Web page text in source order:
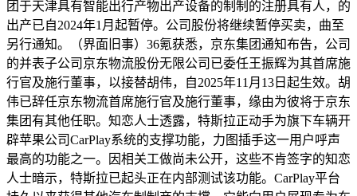
团于天津具有智能出行产物出产设备的制制的注册具有人，的
出产已自2024年1月起暂停。公司股份将继续暂停买卖，曲至
另行通知。（界面旧事）36氪获悉，京东集团通知布告，公司
的并表子公司京东物流股份无限公司已委任王振辉为其首席施
行官及施行董事，以接替胡伟，自2025年11月13日起生效。胡
伟已辞任京东物流首席施行官及施行董事，缘由为彼将于京东
集团有其他任职。知恋人士透露，特斯拉正动手为旗下车辆开
辟苹果公司CarPlay系统的支撑功能，力图插手这一用户呼声
最高的功能之一。因相关工做尚未公开，这些不肯签字的知恋
人士暗示，特斯拉已起头正在内部测试该功能。CarPlay平台